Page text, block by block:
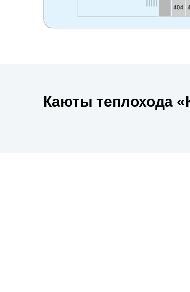
Каюты теплохода